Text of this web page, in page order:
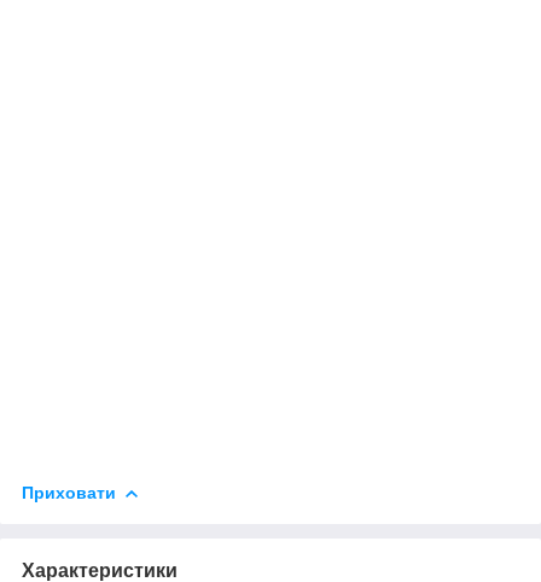
Приховати
Характеристики